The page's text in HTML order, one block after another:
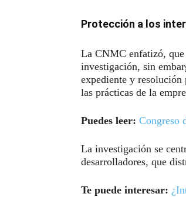
Protección a los
La CNMC enfatizó, que
investigación, sin
expediente y resolución
las prácticas de la
Puedes leer: Congreso
La investigación se
desarrolladores, que
Te puede interesar: